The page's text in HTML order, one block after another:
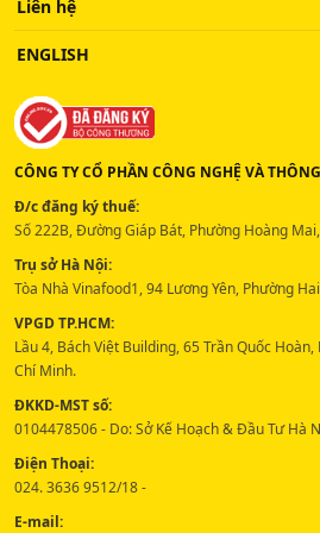
Liên hệ
ENGLISH
CÔNG TY CỔ PHẦN CÔNG NGHỆ VÀ
Đ/c đăng ký thuế:
Số 222B, Đường Giáp Bát, Phường Hoàng Mai,
Trụ sở Hà Nội:
Tòa Nhà Vinafood1, 94 Lương Yên, Phường
VPGD TP.HCM:
Lầu 4, Bách Việt Building, 65 Trần Quốc Hoàn,
Chí Minh.
ĐKKD-MST số:
0104478506 - Do: Sở Kế Hoạch & Đầu Tư Hà
Điện Thoại:
024. 3636 9512/18 -
E-mail: